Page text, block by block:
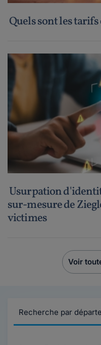
Quels sont les tarifs
Usurpation
sur-mesure de
victimes
Voir
Recherche par